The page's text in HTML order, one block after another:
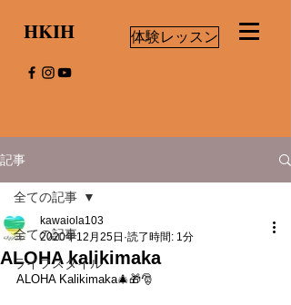
HKIH 体験レッスン
記事
全ての記事
ライフスタイル
全ての記事
ALOHA kalikimaka
kawaiola103
2020年12月25日 読了時間: 1分
ALOHA Kalikimaka🎄🎁🎅